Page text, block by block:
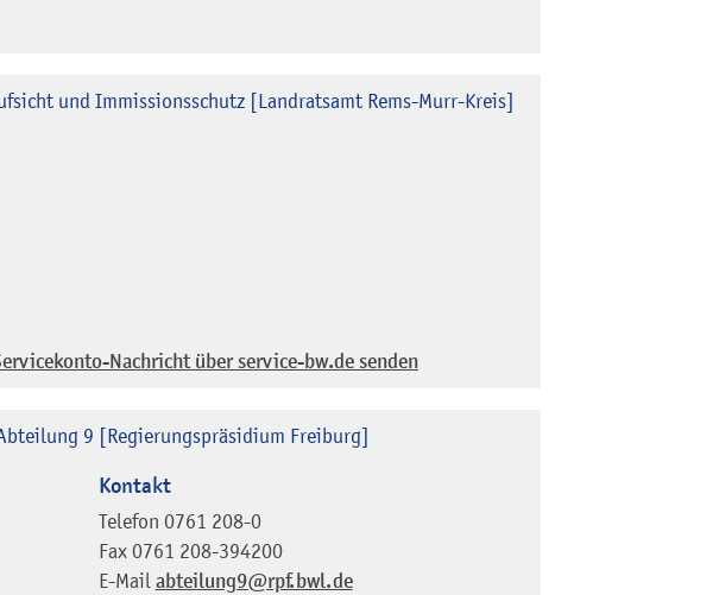
und Immissionsschutz [Landratsamt Rems-Murr-Kreis]
Nachricht über service-bw.de senden
9 [Regierungspräsidium Freiburg]
Kontakt
Telefon 0761 208-0
Fax 0761 208-394200
E-Mail abteilung9@rpf.bwl.de